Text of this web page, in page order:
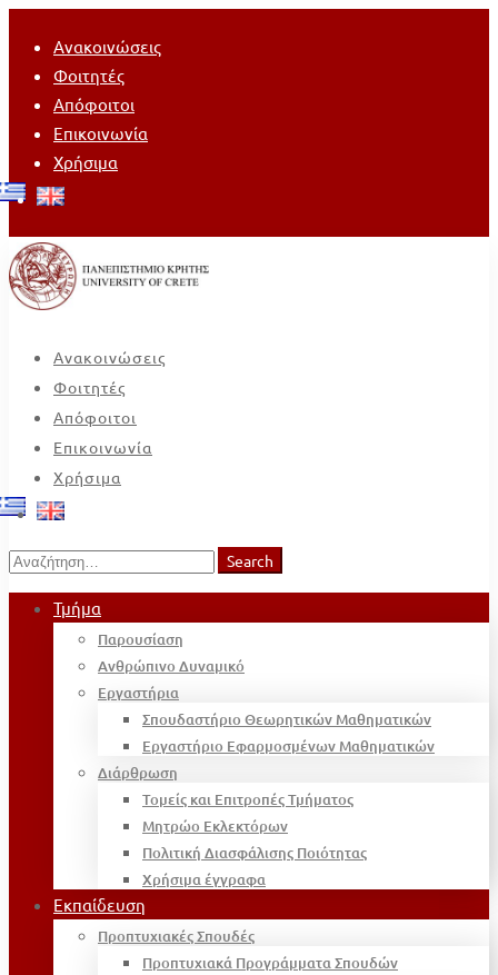
Ανακοινώσεις
Φοιτητές
Απόφοιτοι
Επικοινωνία
Χρήσιμα
Ανακοινώσεις
Φοιτητές
Απόφοιτοι
Επικοινωνία
Χρήσιμα
Search
for:
Search
Τμήμα
Παρουσίαση
Ανθρώπινο Δυναμικό
Εργαστήρια
Σπουδαστήριο Θεωρητικών Μαθηματικών
Εργαστήριο Εφαρμοσμένων Μαθηματικών
Διάρθρωση
Τομείς και Επιτροπές Τμήματος
Μητρώο Εκλεκτόρων
Πολιτική Διασφάλισης Ποιότητας
Χρήσιμα έγγραφα
Εκπαίδευση
Προπτυχιακές Σπουδές
Προπτυχιακά Προγράμματα Σπουδών